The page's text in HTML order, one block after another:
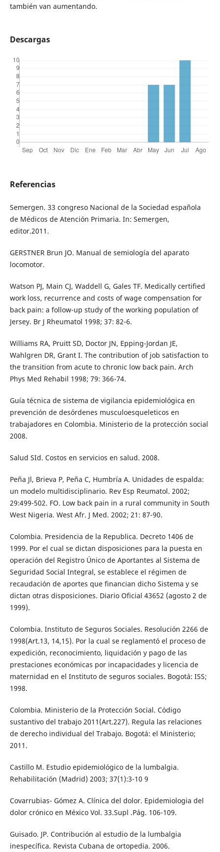
también van aumentando.
Descargas
Referencias
Semergen. 33 congreso Nacional de la Sociedad española
de Médicos de Atención Primaria. In: Semergen,
editor.2011.
GERSTNER Brun JO. Manual de semiología del aparato
locomotor.
Watson PJ, Main CJ, Waddell G, Gales TF. Medically certified
work loss, recurrence and costs of wage compensation for
back pain: a follow-up study of the working population of
Jersey. Br J Rheumatol 1998; 37: 82-6.
Williams RA, Pruitt SD, Doctor JN, Epping-Jordan JE,
Wahlgren DR, Grant I. The contribution of job satisfaction to
the transition from acute to chronic low back pain. Arch
Phys Med Rehabil 1998; 79: 366-74.
Guía técnica de sistema de vigilancia epidemiológica en
prevención de desórdenes musculoesqueleticos en
trabajadores en Colombia. Ministerio de la protección social
2008.
Salud SId. Costos en servicios en salud. 2008.
Peña Jl, Brieva P, Peña C, Humbría A. Unidades de espalda:
un modelo multidisciplinario. Rev Esp Reumatol. 2002;
29:499-502. FO. Low back pain in a rural community in South
West Nigeria. West Afr. J Med. 2002; 21: 87-90.
Colombia. Presidencia de la Republica. Decreto 1406 de
1999. Por el cual se dictan disposiciones para la puesta en
operación del Registro Único de Aportantes al Sistema de
Seguridad Social Integral, se establece el régimen de
recaudación de aportes que financian dicho Sistema y se
dictan otras disposiciones. Diario Oficial 43652 (agosto 2 de
1999).
Colombia. Instituto de Seguros Sociales. Resolución 2266 de
1998(Art.13, 14,15). Por la cual se reglamentó el proceso de
expedición, reconocimiento, liquidación y pago de las
prestaciones económicas por incapacidades y licencia de
maternidad en el Instituto de seguros sociales. Bogotá: ISS;
1998.
Colombia. Ministerio de la Protección Social. Código
sustantivo del trabajo 2011(Art.227). Regula las relaciones
de derecho individual del Trabajo. Bogotá: el Ministerio;
2011.
Castillo M. Estudio epidemiológico de la lumbalgia.
Rehabilitación (Madrid) 2003; 37(1):3-10 9
Covarrubias- Gómez A. Clínica del dolor. Epidemiologia del
dolor crónico en México Vol. 33.Supl .Pág. 106-109.
Guisado. JP. Contribución al estudio de la lumbalgia
inespecífica. Revista Cubana de ortopedia. 2006.